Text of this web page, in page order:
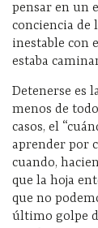
pensar en un
conciencia de
inestable con
estaba
Detenerse es
menos de
casos, el
aprender por
cuando,
que la hoja
que no
último golpe